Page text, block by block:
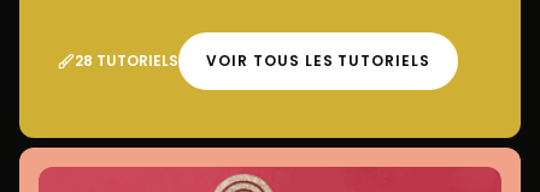
28 TUTORIELS VOIR TOUS LES TUTORIELS